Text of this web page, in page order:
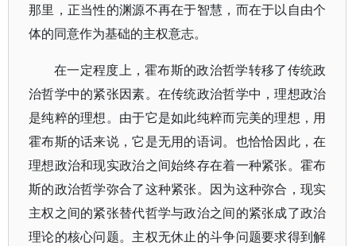
那里，正当性的渊源不再在于智慧，而在于以自由个
体的同意作为基础的主权意志。
在一定程度上，霍布斯的政治哲学转移了传统政
治哲学中的紧张因素。在传统政治哲学中，理想政治
是纯粹的理想。由于它是如此纯粹而完美的理想，用
霍布斯的话来说，它是无用的语词。也恰恰因此，在
理想政治和现实政治之间始终存在着一种紧张。霍布
斯的政治哲学弥合了这种紧张。因为这种弥合，现实
主权之间的紧张替代哲学与政治之间的紧张成了政治
理论的核心问题。主权无休止的斗争问题要求得到解